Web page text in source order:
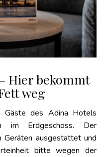
Hier bekommt
weg
Gäste des Adina Hotels
im Erdgeschoss. Der
Geräten ausgestattet und
bitte wegen der